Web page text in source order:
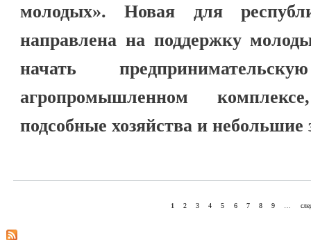
молодых». Новая для
направлена на поддержку
начать
агропромышленном
подсобные хозяйства и
1 2 3 4 5 6 7 8 9 …